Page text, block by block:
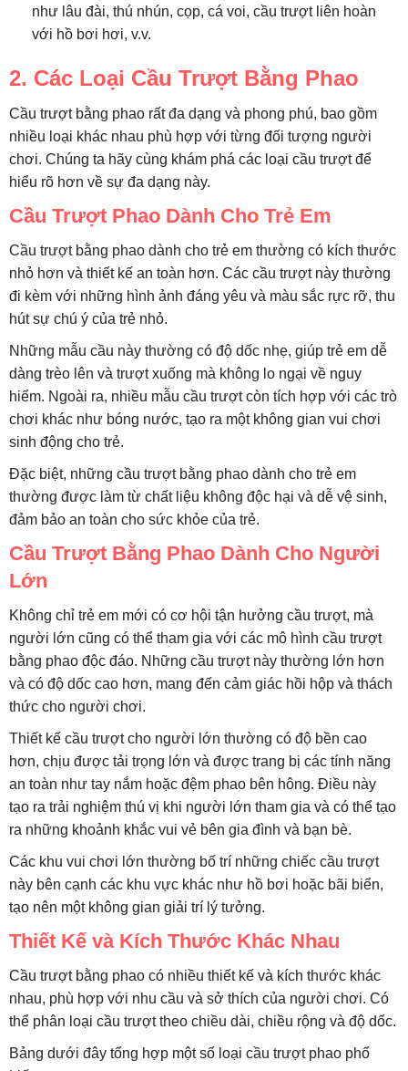
như lâu đài, thú nhún, cọp, cá voi, cầu trượt liên hoàn
với hồ bơi hơi, v.v.
2. Các Loại Cầu Trượt Bằng Phao
Cầu trượt bằng phao rất đa dạng và phong phú, bao gồm
nhiều loại khác nhau phù hợp với từng đối tượng người
chơi. Chúng ta hãy cùng khám phá các loại cầu trượt để
hiểu rõ hơn về sự đa dạng này.
Cầu Trượt Phao Dành Cho Trẻ Em
Cầu trượt bằng phao dành cho trẻ em thường có kích thước
nhỏ hơn và thiết kế an toàn hơn. Các cầu trượt này thường
đi kèm với những hình ảnh đáng yêu và màu sắc rực rỡ, thu
hút sự chú ý của trẻ nhỏ.
Những mẫu cầu này thường có độ dốc nhẹ, giúp trẻ em dễ
dàng trèo lên và trượt xuống mà không lo ngại về nguy
hiểm. Ngoài ra, nhiều mẫu cầu trượt còn tích hợp với các trò
chơi khác như bóng nước, tạo ra một không gian vui chơi
sinh động cho trẻ.
Đặc biệt, những cầu trượt bằng phao dành cho trẻ em
thường được làm từ chất liệu không độc hại và dễ vệ sinh,
đảm bảo an toàn cho sức khỏe của trẻ.
Cầu Trượt Bằng Phao Dành Cho Người
Lớn
Không chỉ trẻ em mới có cơ hội tận hưởng cầu trượt, mà
người lớn cũng có thể tham gia với các mô hình cầu trượt
bằng phao độc đáo. Những cầu trượt này thường lớn hơn
và có độ dốc cao hơn, mang đến cảm giác hồi hộp và thách
thức cho người chơi.
Thiết kế cầu trượt cho người lớn thường có độ bền cao
hơn, chịu được tải trọng lớn và được trang bị các tính năng
an toàn như tay nắm hoặc đệm phao bên hông. Điều này
tạo ra trải nghiệm thú vị khi người lớn tham gia và có thể tạo
ra những khoảnh khắc vui vẻ bên gia đình và bạn bè.
Các khu vui chơi lớn thường bố trí những chiếc cầu trượt
này bên cạnh các khu vực khác như hồ bơi hoặc bãi biển,
tạo nên một không gian giải trí lý tưởng.
Thiết Kế và Kích Thước Khác Nhau
Cầu trượt bằng phao có nhiều thiết kế và kích thước khác
nhau, phù hợp với nhu cầu và sở thích của người chơi. Có
thể phân loại cầu trượt theo chiều dài, chiều rộng và độ dốc.
Bảng dưới đây tổng hợp một số loại cầu trượt phao phổ